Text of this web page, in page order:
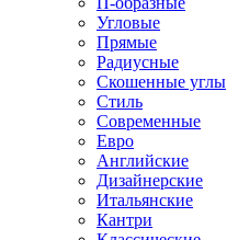
Угловые
Прямые
Радиусные
Скошенные углы
Стиль
Современные
Евро
Английские
Дизайнерские
Итальянские
Кантри